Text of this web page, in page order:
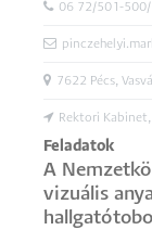
06 72/501-
7622 Pécs,
Rektori
Feladatok
A
vizuális